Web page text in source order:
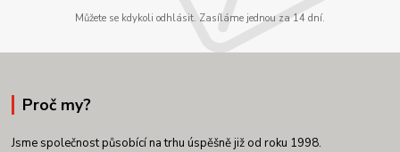
Můžete se kdykoli odhlásit. Zasíláme jednou za 14 dní.
Proč my?
Jsme společnost působící na trhu úspěšně již od roku 1998.